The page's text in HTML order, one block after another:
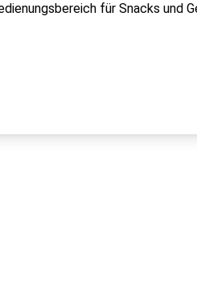
für Snacks und